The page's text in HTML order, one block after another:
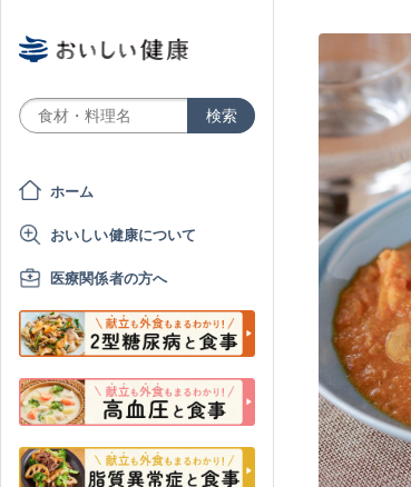
ホーム
おいしい健康について
医療関係者の方へ